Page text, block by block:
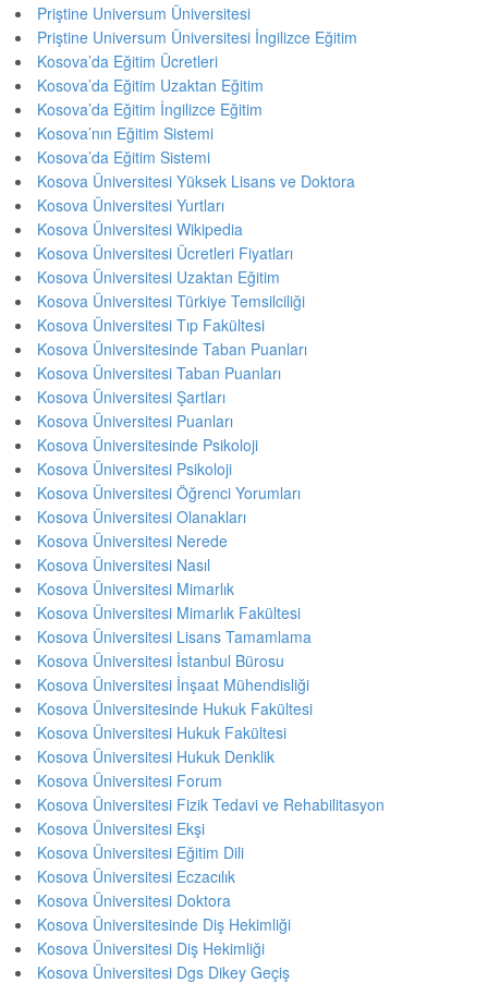
Priştine Universum Üniversitesi
Priştine Universum Üniversitesi İngilizce Eğitim
Kosova’da Eğitim Ücretleri
Kosova’da Eğitim Uzaktan Eğitim
Kosova’da Eğitim İngilizce Eğitim
Kosova’nın Eğitim Sistemi
Kosova’da Eğitim Sistemi
Kosova Üniversitesi Yüksek Lisans ve Doktora
Kosova Üniversitesi Yurtları
Kosova Üniversitesi Wikipedia
Kosova Üniversitesi Ücretleri Fiyatları
Kosova Üniversitesi Uzaktan Eğitim
Kosova Üniversitesi Türkiye Temsilciliği
Kosova Üniversitesi Tıp Fakültesi
Kosova Üniversitesinde Taban Puanları
Kosova Üniversitesi Taban Puanları
Kosova Üniversitesi Şartları
Kosova Üniversitesi Puanları
Kosova Üniversitesinde Psikoloji
Kosova Üniversitesi Psikoloji
Kosova Üniversitesi Öğrenci Yorumları
Kosova Üniversitesi Olanakları
Kosova Üniversitesi Nerede
Kosova Üniversitesi Nasıl
Kosova Üniversitesi Mimarlık
Kosova Üniversitesi Mimarlık Fakültesi
Kosova Üniversitesi Lisans Tamamlama
Kosova Üniversitesi İstanbul Bürosu
Kosova Üniversitesi İnşaat Mühendisliği
Kosova Üniversitesinde Hukuk Fakültesi
Kosova Üniversitesi Hukuk Fakültesi
Kosova Üniversitesi Hukuk Denklik
Kosova Üniversitesi Forum
Kosova Üniversitesi Fizik Tedavi ve Rehabilitasyon
Kosova Üniversitesi Ekşi
Kosova Üniversitesi Eğitim Dili
Kosova Üniversitesi Eczacılık
Kosova Üniversitesi Doktora
Kosova Üniversitesinde Diş Hekimliği
Kosova Üniversitesi Diş Hekimliği
Kosova Üniversitesi Dgs Dikey Geçiş